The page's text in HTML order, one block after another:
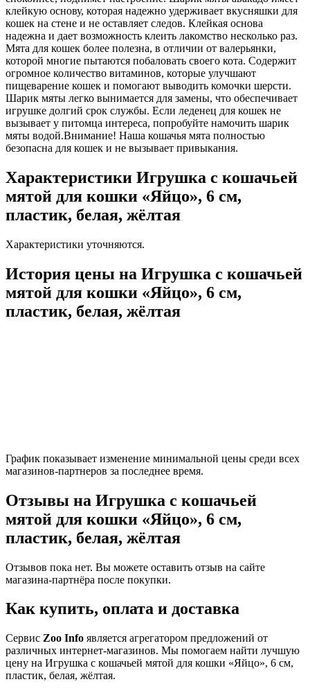
клейкую основу, которая надежно удерживает вкусняшки для
кошек на стене и не оставляет следов. Клейкая основа
надежна и дает возможность клеить лакомство несколько раз.
Мята для кошек более полезна, в отличии от валерьянки,
которой многие пытаются побаловать своего кота. Содержит
огромное количество витаминов, которые улучшают
пищеварение кошек и помогают выводить комочки шерсти.
Шарик мяты легко вынимается для замены, что обеспечивает
игрушке долгий срок службы. Если леденец для кошек не
вызывает у питомца интереса, попробуйте намочить шарик
мяты водой.Внимание! Наша кошачья мята полностью
безопасна для кошек и не вызывает привыкания.
Характеристики Игрушка с кошачьей
мятой для кошки «Яйцо», 6 см,
пластик, белая, жёлтая
Характеристики уточняются.
История цены на Игрушка с кошачьей
мятой для кошки «Яйцо», 6 см,
пластик, белая, жёлтая
График показывает изменение минимальной цены среди всех
магазинов-партнеров за последнее время.
Отзывы на Игрушка с кошачьей
мятой для кошки «Яйцо», 6 см,
пластик, белая, жёлтая
Отзывов пока нет. Вы можете оставить отзыв на сайте
магазина-партнёра после покупки.
Как купить, оплата и доставка
Сервис Zoo Info является агрегатором предложений от
различных интернет-магазинов. Мы помогаем найти лучшую
цену на Игрушка с кошачьей мятой для кошки «Яйцо», 6 см,
пластик, белая, жёлтая.